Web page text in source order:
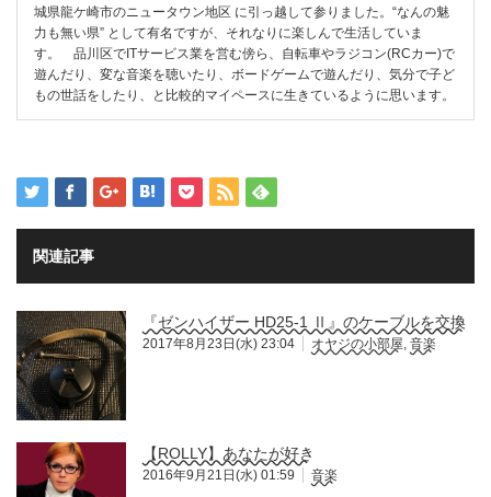
城県龍ケ崎市のニュータウン地区 に引っ越して参りました。“なんの魅
力も無い県” として有名ですが、それなりに楽しんで生活していま
す。 品川区でITサービス業を営む傍ら、自転車やラジコン(RCカー)で
遊んだり、変な音楽を聴いたり、ボードゲームで遊んだり、気分で子ど
もの世話をしたり、と比較的マイペースに生きているように思います。
関連記事
『ゼンハイザー HD25-1 Ⅱ』のケーブルを交換
2017年8月23日(水) 23:04 オヤジの小部屋, 音楽
【ROLLY】あなたが好き
2016年9月21日(水) 01:59 音楽